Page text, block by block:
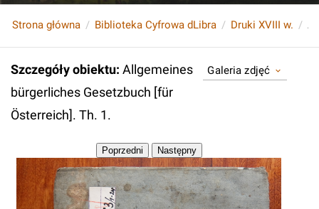
Strona główna Biblioteka Cyfrowa dLibra Druki XVIII w.
Szczegóły obiektu: Allgemeines
bürgerliches Gesetzbuch [für
Österreich]. Th. 1.
Galeria zdjęć